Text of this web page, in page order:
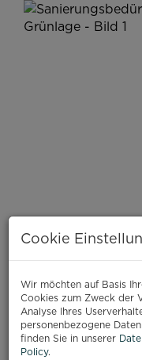
Cookie
Wir möchten auf Basis
Cookies zum Zweck der
Analyse Ihres
personenbezogene
finden Sie in unserer
Policy.